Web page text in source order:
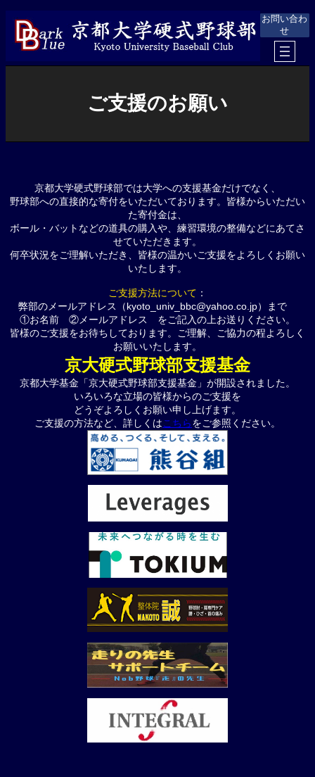
キ
お問い合わ
せ
ご支援のお願い
京都大学硬式野球部では大学への支援基金だけでなく、
野球部への直接的な寄付をいただいております。皆様からいただい
た寄付金は、
ボール・バットなどの道具の購入や、練習環境の整備などにあてさ
せていただきます。
何卒状況をご理解いただき、皆様の温かいご支援をよろしくお願い
いたします。
ご支援方法について ：
弊部のメールアドレス（kyoto_univ_bbc@yahoo.co.jp）まで
①お名前 ②メールアドレス をご記入の上お送りください。
皆様のご支援をお待ちしております。ご理解、ご協力の程よろしく
お願いいたします。
京大硬式野球部支援基金
京都大学基金「京大硬式野球部支援基金」が開設されました。
いろいろな立場の皆様からのご支援を
どうぞよろしくお願い申し上げます。
ご支援の方法など、詳しくはこちらをご参照ください。